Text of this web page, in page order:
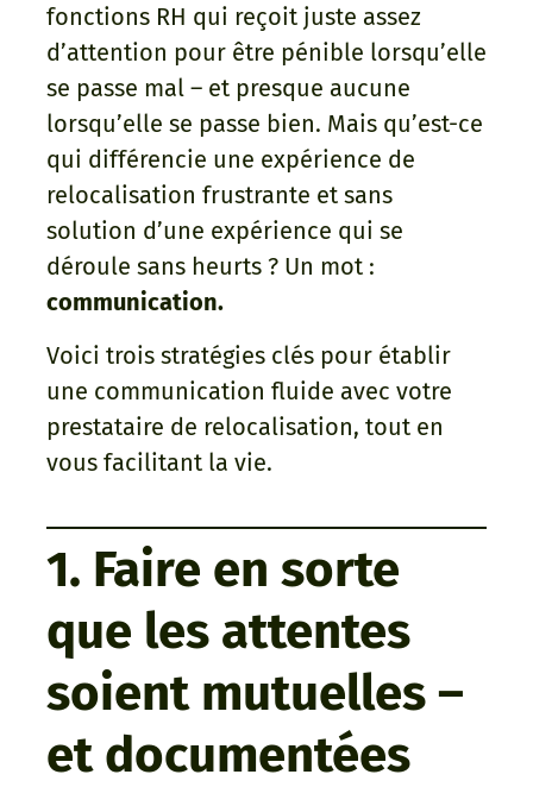
fonctions RH qui reçoit juste assez
d’attention pour être pénible lorsqu’elle
se passe mal – et presque aucune
lorsqu’elle se passe bien. Mais qu’est-ce
qui différencie une expérience de
relocalisation frustrante et sans
solution d’une expérience qui se
déroule sans heurts ? Un mot :
communication.
Voici trois stratégies clés pour établir
une communication fluide avec votre
prestataire de relocalisation, tout en
vous facilitant la vie.
1. Faire en sorte
que les attentes
soient mutuelles –
et documentées